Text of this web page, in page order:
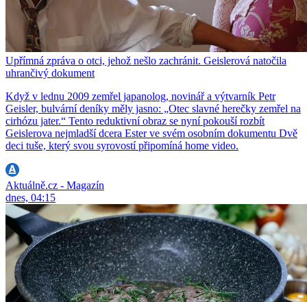
Upřímná zpráva o otci, jehož nešlo zachránit. Geislerová natočila
uhrančivý dokument
Když v lednu 2009 zemřel japanolog, novinář a výtvarník Petr
Geisler, bulvární deníky měly jasno: „Otec slavné herečky zemřel na
cirhózu jater.“ Tento reduktivní obraz se nyní pokouší rozbít
Geislerova nejmladší dcera Ester ve svém osobním dokumentu Dvě
deci tuše, který svou syrovostí připomíná home video.
Aktuálně.cz - Magazín
dnes, 04:15